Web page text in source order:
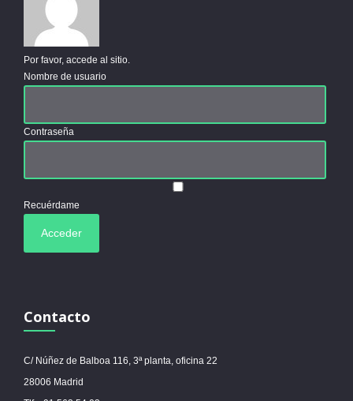
Por favor, accede al sitio.
Nombre de usuario
Contraseña
Recuérdame
Contacto
C/ Núñez de Balboa 116, 3ª planta, oficina 22
28006 Madrid